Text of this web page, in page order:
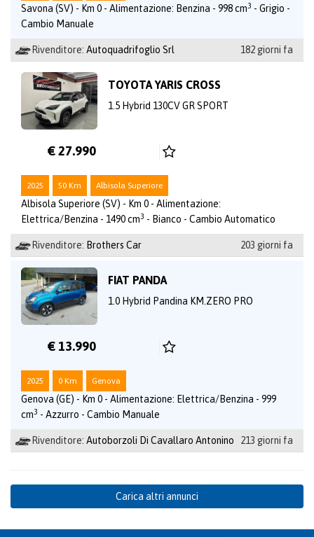
Savona (SV) - Km 0 - Alimentazione: Benzina - 998 cm3 - Grigio -
Cambio Manuale
Rivenditore: Autoquadrifoglio Srl 182 giorni fa
TOYOTA YARIS CROSS
1.5 Hybrid 130CV GR SPORT
€ 27.990
2025 50 Km Albisola Superiore
Albisola Superiore (SV) - Km 0 - Alimentazione:
Elettrica/Benzina - 1490 cm3 - Bianco - Cambio Automatico
Rivenditore: Brothers Car 203 giorni fa
FIAT PANDA
1.0 Hybrid Pandina KM.ZERO PRO
€ 13.990
2025 0 Km Genova
Genova (GE) - Km 0 - Alimentazione: Elettrica/Benzina - 999
cm3 - Azzurro - Cambio Manuale
Rivenditore: Autoborzoli Di Cavallaro Antonino 213 giorni fa
Carica altri annunci